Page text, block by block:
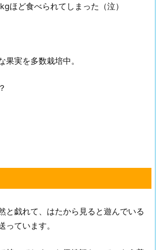
ほど食べられてしまった（泣）
果実を多数栽培中。
と戯れて、はたから見ると遊んでいる
っています。